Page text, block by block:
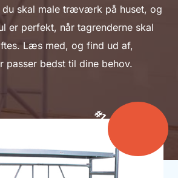
du skal male træværk på huset, og
er perfekt, når tagrenderne skal
Læs med, og find ud af,
passer bedst til dine behov.